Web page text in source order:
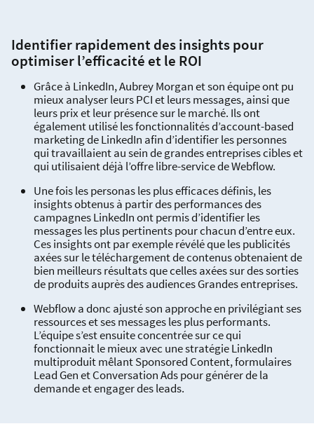
Identifier rapidement des insights pour
optimiser l’efficacité et le ROI
Grâce à LinkedIn, Aubrey Morgan et son équipe ont pu
mieux analyser leurs PCI et leurs messages, ainsi que
leurs prix et leur présence sur le marché. Ils ont
également utilisé les fonctionnalités d’account-based
marketing de LinkedIn afin d’identifier les personnes
qui travaillaient au sein de grandes entreprises cibles et
qui utilisaient déjà l’offre libre-service de Webflow.
Une fois les personas les plus efficaces définis, les
insights obtenus à partir des performances des
campagnes LinkedIn ont permis d’identifier les
messages les plus pertinents pour chacun d’entre eux.
Ces insights ont par exemple révélé que les publicités
axées sur le téléchargement de contenus obtenaient de
bien meilleurs résultats que celles axées sur des sorties
de produits auprès des audiences Grandes entreprises.
Webflow a donc ajusté son approche en privilégiant ses
ressources et ses messages les plus performants.
L’équipe s’est ensuite concentrée sur ce qui
fonctionnait le mieux avec une stratégie LinkedIn
multiproduit mêlant Sponsored Content, formulaires
Lead Gen et Conversation Ads pour générer de la
demande et engager des leads.